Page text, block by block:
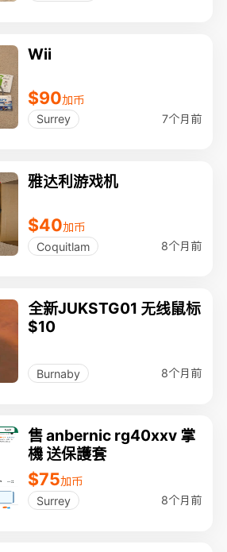
Wii
$90加币
Surrey
7个月前
雅达利游戏机
$40加币
Coquitlam
8个月前
全新JUKSTG01 无线鼠标
$10
Burnaby 8个月前
售 anbernic rg40xxv 掌
機 送保護套
$75加币
Surrey
8个月前